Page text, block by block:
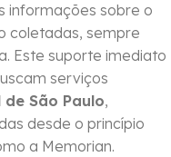
informações sobre o
coletadas, sempre
Este suporte imediato
serviços
São Paulo,
desde o princípio
a Memorian.